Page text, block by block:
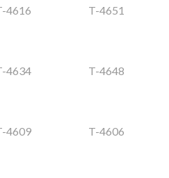
4616 T-4651
4634 T-4648
4609 T-4606